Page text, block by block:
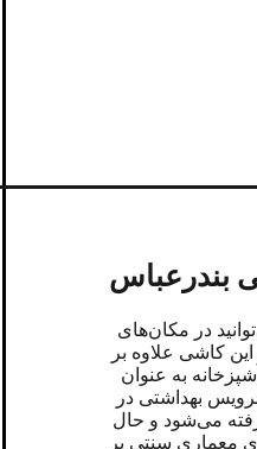
بندرعباس
در مکان‌های
کاشی علاوه بر
به عنوان
بهداشتی در
می‌شود و حال
معماری سنتی پر